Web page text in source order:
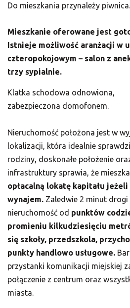
Do mieszkania przynależy piwnica.
Mieszkanie oferowane jest
Istnieje możliwość aranżacji w
czteropokojowym – salon z
trzy sypialnie.
Klatka schodowa odnowiona,
zabezpieczona domofonem.
Nieruchomość położona jest w
lokalizacji, która idealnie
rodziny, doskonałe położenie
infrastruktury sprawia, że
opłacalną lokatę kapitału
wynajem. Zaledwie 2 minut
nieruchomość od punktów
promieniu kilkudziesięciu
się szkoły, przedszkola,
punkty handlowo usługowe.
przystanki komunikacji miejskiej
połączenie z centrum oraz
miasta.